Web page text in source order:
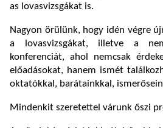
as lovasvizsgákat is.
Nagyon örülünk, hogy idén végre
a lovasvizsgákat, illetve a
konferenciát, ahol nemcsak
előadásokat, hanem ismét
oktatókkal, barátainkkal,
Mindenkit szeretettel várunk őszi